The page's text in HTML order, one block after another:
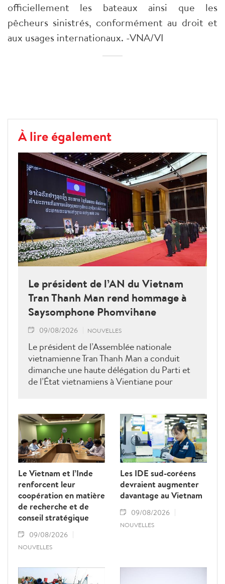
officiellement les bateaux ainsi que les
pêcheurs sinistrés, conformément au droit et
aux usages internationaux. -VNA/VI
À lire également
Le président de l’AN du Vietnam
Tran Thanh Man rend hommage à
Saysomphone Phomvihane
09/08/2026 NOUVELLES
Le président de l’Assemblée nationale
vietnamienne Tran Thanh Man a conduit
dimanche une haute délégation du Parti et
de l’État vietnamiens à Vientiane pour
Phomvihane, soulignant ses contributions
au renforcement des relations d’amitié et
de solidarité entre les deux pays.
Le Vietnam et l’Inde
renforcent leur
coopération en matière
de recherche et de
conseil stratégique
09/08/2026
NOUVELLES
Les IDE sud-coréens
devraient augmenter
davantage au Vietnam
09/08/2026
NOUVELLES